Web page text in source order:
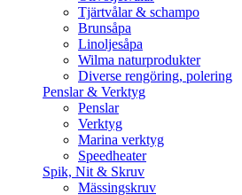
Tjärtvålar & schampo
Brunsåpa
Linoljesåpa
Wilma naturprodukter
Diverse rengöring, polering
Penslar & Verktyg
Penslar
Verktyg
Marina verktyg
Speedheater
Spik, Nit & Skruv
Mässingskruv